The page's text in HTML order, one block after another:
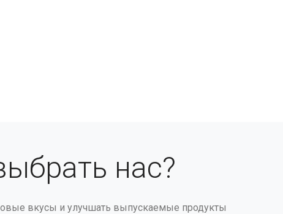
нас?
вкусы и улучшать выпускаемые продукты